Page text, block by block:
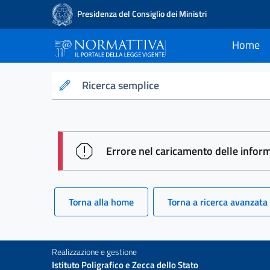
Presidenza del Consiglio dei Ministri
Normattiva - Il
Home
current
Ricerca semplice
session id:
Errore nel caricamento delle
Torna alla home Torna a ricerca avanzata
Realizzazione e gestione
Istituto Poligrafico e Zecca dello Stato